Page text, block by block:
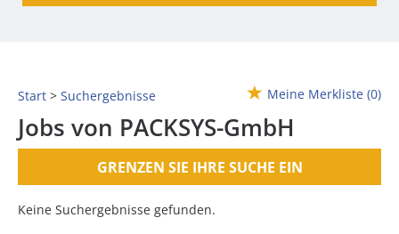
Start Suchergebnisse Meine Merkliste (0)
Jobs von PACKSYS-GmbH
GRENZEN SIE IHRE SUCHE EIN
Keine Suchergebnisse gefunden.